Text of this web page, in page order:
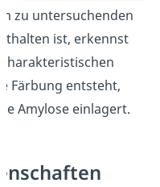
zu untersuchenden
ist, erkennst
Färbung entsteht,
Amylose einlagert.